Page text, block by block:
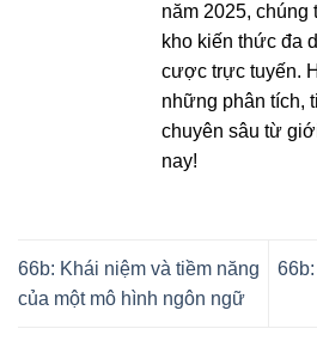
năm 2025, chúng
kho kiến thức đa
cược trực tuyến.
những phân tích,
chuyên sâu từ
nay!
66b: Khái niệm và tiềm năng
của một mô hình ngôn ngữ